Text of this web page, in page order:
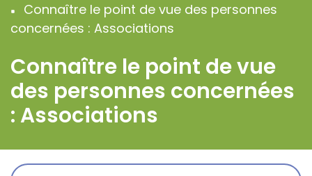
Connaître le point de vue des personnes
concernées : Associations
Connaître le point de vue
des personnes concernées
: Associations